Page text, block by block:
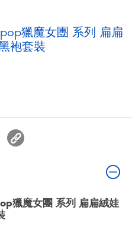
獵魔女團 系列 扁扁
袍套裝
獵魔女團 系列 扁扁絨娃